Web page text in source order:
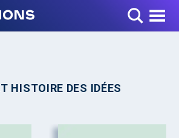
Toggle Menu
HISTOIRE DES IDÉES